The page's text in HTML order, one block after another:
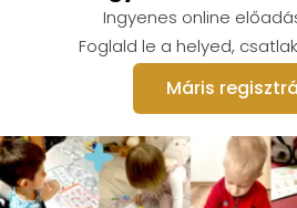
Ingyenes online
Foglald le a helyed,
Máris